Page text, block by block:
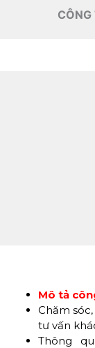
Mô tả
Chăm
tư vấn
Thông